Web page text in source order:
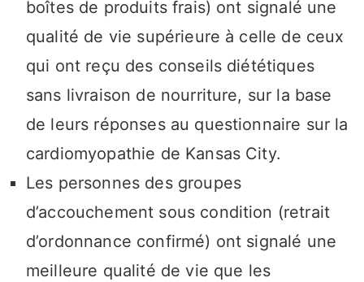
boîtes de produits frais) ont signalé une
qualité de vie supérieure à celle de ceux
qui ont reçu des conseils diététiques
sans livraison de nourriture, sur la base
de leurs réponses au questionnaire sur la
cardiomyopathie de Kansas City.
Les personnes des groupes
d’accouchement sous condition (retrait
d’ordonnance confirmé) ont signalé une
meilleure qualité de vie que les